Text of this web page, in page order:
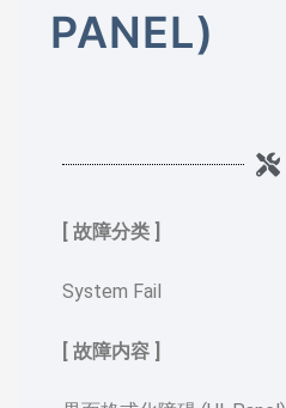
PANEL)
[ 故障分类 ]
System Fail
[ 故障内容 ]